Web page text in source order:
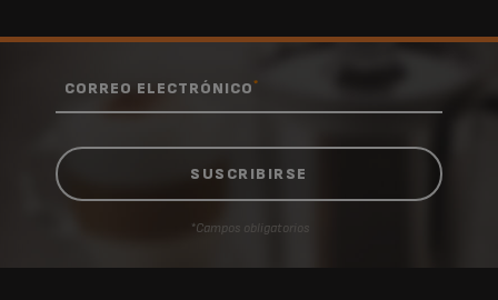
CORREO ELECTRÓNICO*
*Campos obligatorios